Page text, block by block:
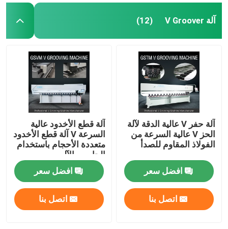
آلة V Groover (12)
آلة حفر V عالية الدقة لآلة
الحز V عالية السرعة من
الفولاذ المقاوم للصدأ
افضل سعر
اتصل بنا
آلة قطع الأخدود عالية
السرعة V آلة قطع الأخدود
متعددة الأحجام باستخدام
الحاسب الآلي
افضل سعر
اتصل بنا